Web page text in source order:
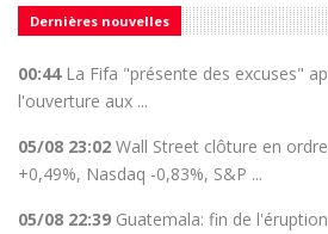
Dernières nouvelles
00:44 La Fifa "présente des excuses"
l'ouverture aux ...
05/08 23:02 Wall Street clôture en
+0,49%, Nasdaq -0,83%, S&P ...
05/08 22:39 Guatemala: fin de